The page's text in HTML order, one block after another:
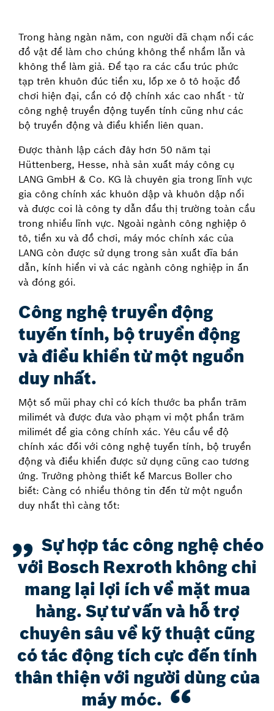
Trong hàng ngàn năm, con người đã chạm nổi các
đồ vật để làm cho chúng không thể nhầm lẫn và
không thể làm giả. Để tạo ra các cấu trúc phức
tạp trên khuôn đúc tiền xu, lốp xe ô tô hoặc đồ
chơi hiện đại, cần có độ chính xác cao nhất - từ
công nghệ truyền động tuyến tính cũng như các
bộ truyền động và điều khiển liên quan.
Được thành lập cách đây hơn 50 năm tại
Hüttenberg, Hesse, nhà sản xuất máy công cụ
LANG GmbH & Co. KG là chuyên gia trong lĩnh vực
gia công chính xác khuôn dập và khuôn dập nổi
và được coi là công ty dẫn đầu thị trường toàn cầu
trong nhiều lĩnh vực. Ngoài ngành công nghiệp ô
tô, tiền xu và đồ chơi, máy móc chính xác của
LANG còn được sử dụng trong sản xuất đĩa bán
dẫn, kính hiển vi và các ngành công nghiệp in ấn
và đóng gói.
Công nghệ truyền động
tuyến tính, bộ truyền động
và điều khiển từ một nguồn
duy nhất.
Một số mũi phay chỉ có kích thước ba phần trăm
milimét và được đưa vào phạm vi một phần trăm
milimét để gia công chính xác. Yêu cầu về độ
chính xác đối với công nghệ tuyến tính, bộ truyền
động và điều khiển được sử dụng cũng cao tương
ứng. Trưởng phòng thiết kế Marcus Boller cho
biết: Càng có nhiều thông tin đến từ một nguồn
duy nhất thì càng tốt:
Sự hợp tác công nghệ chéo
với Bosch Rexroth không chỉ
mang lại lợi ích về mặt mua
hàng. Sự tư vấn và hỗ trợ
chuyên sâu về kỹ thuật cũng
có tác động tích cực đến tính
thân thiện với người dùng của
máy móc.